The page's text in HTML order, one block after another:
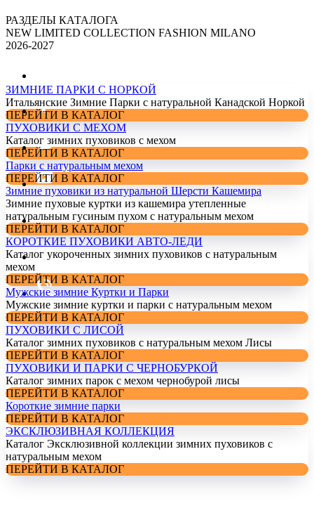
РАЗДЕЛЫ КАТАЛОГА
NEW LIMITED COLLECTION FASHION MILANO
2026-2027
ЗИМНИЕ ПАРКИ С НОРКОЙ
Итальянские Зимние Парки с натуральной Канадской Норкой
ПЕРЕЙТИ В КАТАЛОГ
ПУХОВИКИ С МЕХОМ
Каталог зимних пуховиков с мехом
ПЕРЕЙТИ В КАТАЛОГ
Парки с натуральным мехом
ПЕРЕЙТИ В КАТАЛОГ
Зимние пуховики из натуральной Шерсти Кашемира
Зимние пуховые куртки из кашемира утепленные
натуральным гусиным пухом с натуральным мехом
ПЕРЕЙТИ В КАТАЛОГ
КОРОТКИЕ ПУХОВИКИ АВТО-ЛЕДИ
Каталог укороченных зимних пуховиков с натуральным
мехом
ПЕРЕЙТИ В КАТАЛОГ
Мужские зимние Куртки и Парки
Мужские зимние куртки и парки с натуральным мехом
ПЕРЕЙТИ В КАТАЛОГ
ПУХОВИКИ С ЛИСОЙ
Каталог зимних пуховиков с натуральным мехом Лисы
ПЕРЕЙТИ В КАТАЛОГ
ПУХОВИКИ И ПАРКИ С ЧЕРНОБУРКОЙ
Каталог зимних парок с мехом чернобурой лисы
ПЕРЕЙТИ В КАТАЛОГ
Короткие зимние парки
ПЕРЕЙТИ В КАТАЛОГ
ЭКСКЛЮЗИВНАЯ КОЛЛЕКЦИЯ
Каталог Эксклюзивной коллекции зимних пуховиков с
натуральным мехом
ПЕРЕЙТИ В КАТАЛОГ